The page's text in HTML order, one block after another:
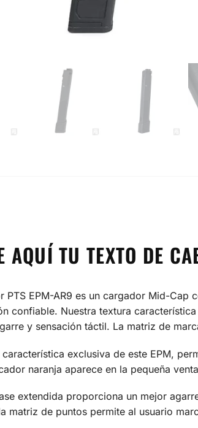
AQUÍ TU TEXTO DE
PTS EPM-AR9 es un cargador Mid-
confiable. Nuestra textura
y sensación táctil. La matriz de
característica exclusiva de este EPM,
naranja aparece en la pequeña
extendida proporciona un mejor
matriz de puntos permite al usuario